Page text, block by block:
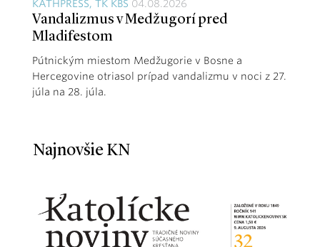
KATHPRESS, TK KBS 04.08.2026
Vandalizmus v Medžugorí pred
Mladifestom
Pútnickým miestom Medžugorie v Bosne a
Hercegovine otriasol prípad vandalizmu v noci z 27.
júla na 28. júla.
Najnovšie KN